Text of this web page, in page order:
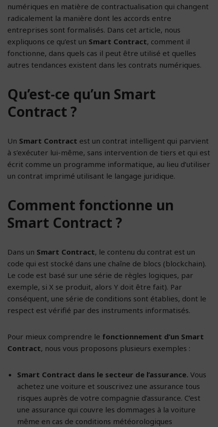
numériques en matière de contractualisation qui changent
radicalement la manière dont les accords entre
entreprises sont formalisés. Dans cet article, nous
expliquons ce qu’est un Smart Contract, comment il
fonctionne, dans quels cas il peut être utilisé et quelles
autres tendances existent dans les contrats numériques.
Qu’est-ce qu’un Smart
Contract ?
Un Smart Contract est un contrat intelligent qui parvient
à s’exécuter lui-même, sans intervention de tiers et qui est
écrit comme un programme informatique, au lieu d’utiliser
un contrat imprimé utilisant le langage juridique.
Comment fonctionne un
Smart Contract ?
Dans un Smart Contract, le contenu du contrat est un
code qui est stocké dans une chaîne de blocs (blockchain).
Le code est basé sur une série de règles logiques, par
exemple, si X se produit, alors Y doit être fait). Par
conséquent, une série de conditions sont établies, dont le
respect est vérifié par des instruments informatisés.
Pour mieux comprendre le fonctionnement d’un Smart
Contract, nous vous proposons plusieurs exemples :
Smart Contract dans le secteur de l’assurance. Vous
achetez une voiture et souscrivez une assurance tous
risques auprès de votre compagnie d’assurance. C’est
une assurance qui couvre les dommages à la voiture
même en cas de conditions météorologiques